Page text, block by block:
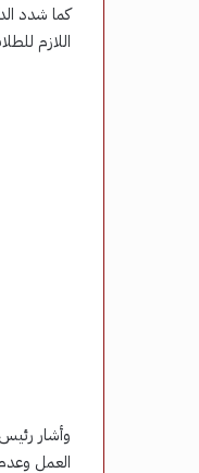
كما شدد
اللازم
وأشار
العمل